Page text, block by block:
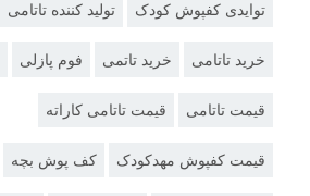
توایدی کفپوش کودک تولید کننده تاتامی
خرید تاتامی خرید تاتمی فوم پازلی
قیمت تاتامی قیمت تاتامی کاراته
قیمت کفپوش مهدکودک کف پوش بچه